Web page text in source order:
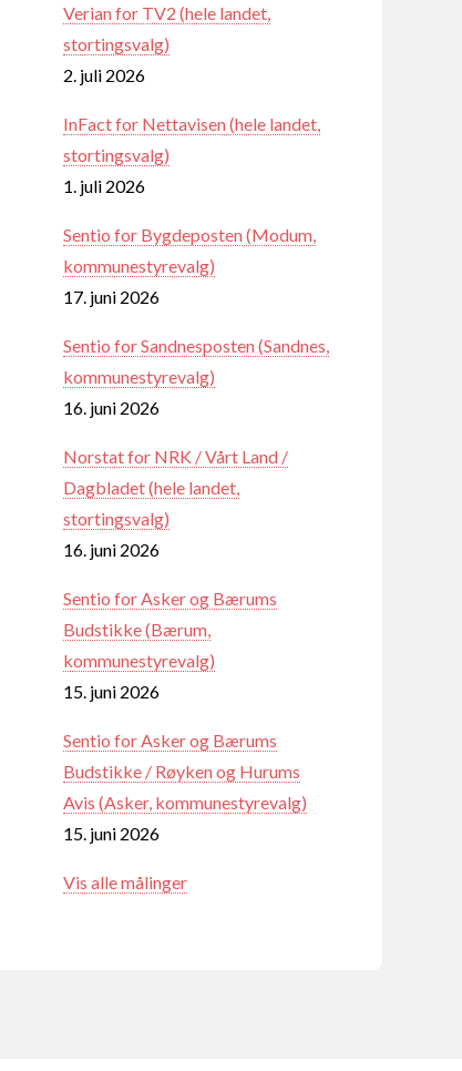
Verian for TV2 (hele landet,
stortingsvalg)
2. juli 2026
InFact for Nettavisen (hele landet,
stortingsvalg)
1. juli 2026
Sentio for Bygdeposten (Modum,
kommunestyrevalg)
17. juni 2026
Sentio for Sandnesposten (Sandnes,
kommunestyrevalg)
16. juni 2026
Norstat for NRK / Vårt Land /
Dagbladet (hele landet,
stortingsvalg)
16. juni 2026
Sentio for Asker og Bærums
Budstikke (Bærum,
kommunestyrevalg)
15. juni 2026
Sentio for Asker og Bærums
Budstikke / Røyken og Hurums
Avis (Asker, kommunestyrevalg)
15. juni 2026
Vis alle målinger